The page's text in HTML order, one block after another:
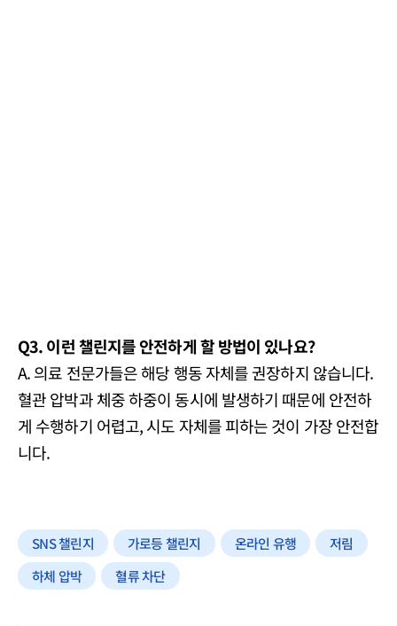
Q3. 이런 챌린지를 안전하게 할 방법이 있나요?
A. 의료 전문가들은 해당 행동 자체를 권장하지 않습니다.
혈관 압박과 체중 하중이 동시에 발생하기 때문에 안전하
게 수행하기 어렵고, 시도 자체를 피하는 것이 가장 안전합
니다.
SNS 챌린지 가로등 챌린지 온라인 유행
저림
하체 압박
혈류 차단